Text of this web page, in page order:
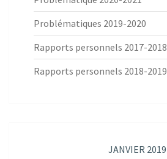
Problématiques 2019-2020
Rapports personnels 2017-2018
Rapports personnels 2018-2019
JANVIER 2019